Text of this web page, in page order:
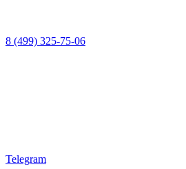
8 (499) 325-75-06
Telegram